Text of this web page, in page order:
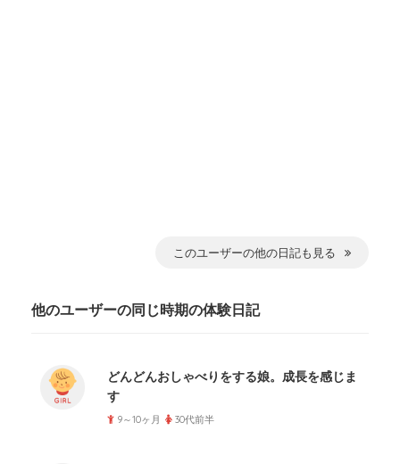
このユーザーの他の日記も見る
他のユーザーの同じ時期の体験日記
どんどんおしゃべりをする娘。成長を感じま
す
9～10ヶ月 30代前半